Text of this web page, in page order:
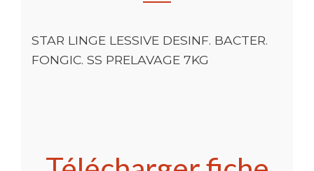
STAR LINGE LESSIVE DESINF. BACTER.
FONGIC. SS PRELAVAGE 7KG